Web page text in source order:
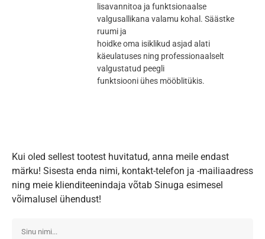
lisavannitoa ja funktsionaalse
valgusallikana valamu kohal. Säästke
ruumi ja
hoidke oma isiklikud asjad alati
käeulatuses ning professionaalselt
valgustatud peegli
funktsiooni ühes mööblitükis.
Kui oled sellest tootest huvitatud, anna meile endast
märku! Sisesta enda nimi, kontakt-telefon ja -mailiaadress
ning meie klienditeenindaja võtab Sinuga esimesel
võimalusel ühendust!